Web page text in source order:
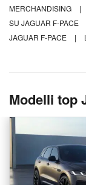
MERCHANDISING
|
SU JAGUAR F-PACE
JAGUAR F-PACE
|
Modelli top